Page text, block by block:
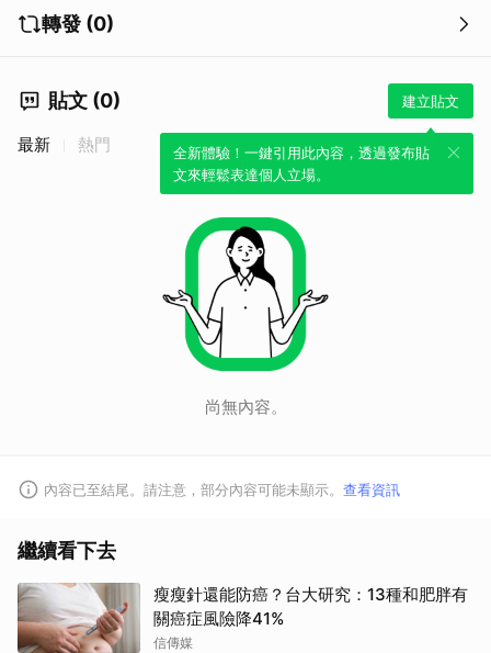
轉發 (0)
貼文 (0) 建立貼文
全新體驗！一鍵引用此內容，透過發布貼
文來輕鬆表達個人立場。
最新 熱門
尚無內容。
內容已至結尾。請注意，部分內容可能未顯示。 查看資訊
繼續看下去
瘦瘦針還能防癌？台大研究：13種和肥胖有
關癌症風險降41%
信傳媒